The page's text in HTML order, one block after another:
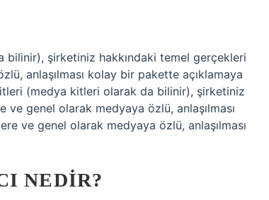
bilinir), şirketiniz hakkındaki temel gerçekleri
anlaşılması kolay bir pakette açıklamaya
kitleri (medya kitleri olarak da bilinir), şirketiniz
genel olarak medyaya özlü, anlaşılması
ve genel olarak medyaya özlü, anlaşılması
NEDIR?